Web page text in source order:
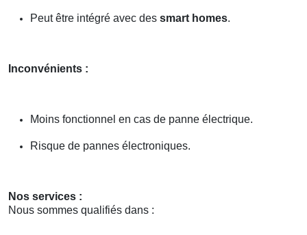
Peut être intégré avec des smart homes.
Inconvénients :
Moins fonctionnel en cas de panne électrique.
Risque de pannes électroniques.
Nos services :
Nous sommes qualifiés dans :